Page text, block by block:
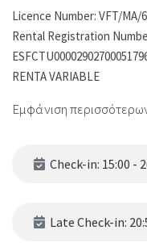
Licence Number: VFT/MA/
Rental Registration
RENTA VARIABLE
Εμφάνιση
Check-in: 15:00 -
Late Check-in: